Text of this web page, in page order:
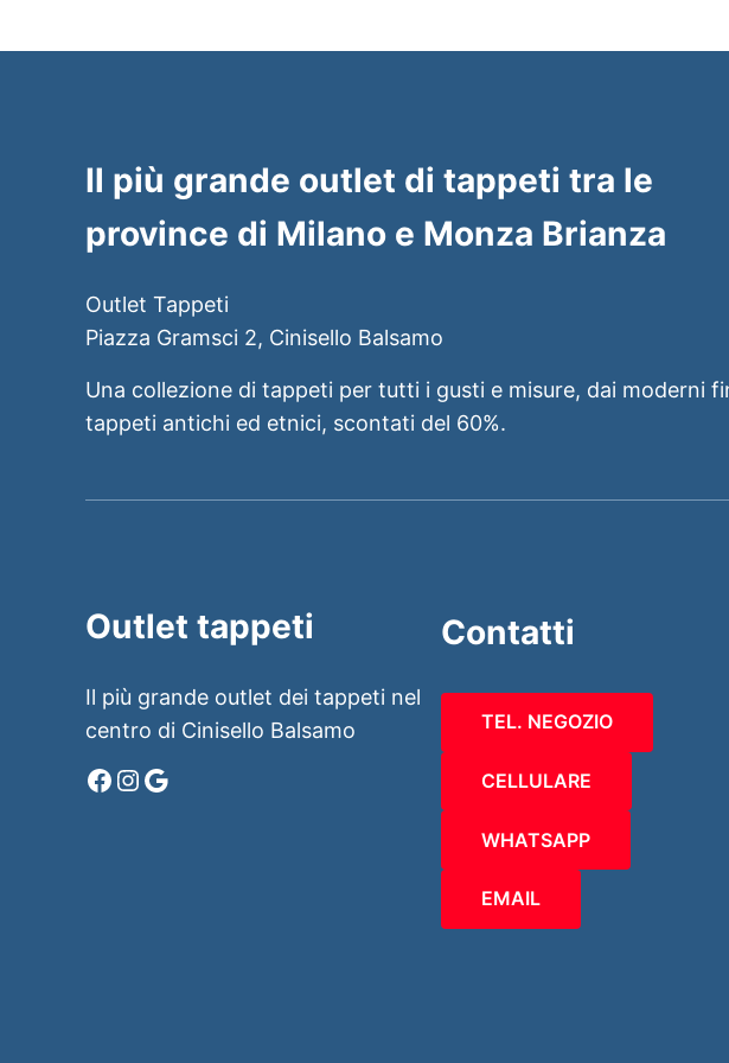
Il più grande outlet di tappeti tra le
province di Milano e Monza Brianza
Outlet Tappeti
Piazza Gramsci 2, Cinisello Balsamo
Una collezione di tappeti per tutti i gusti e misure, dai moderni
tappeti antichi ed etnici, scontati del 60%.
Outlet tappeti
Il più grande outlet dei tappeti nel
centro di Cinisello Balsamo
Facebook
Instagram
Google
Contatti
TEL. NEGOZIO
CELLULARE
WHATSAPP
EMAIL